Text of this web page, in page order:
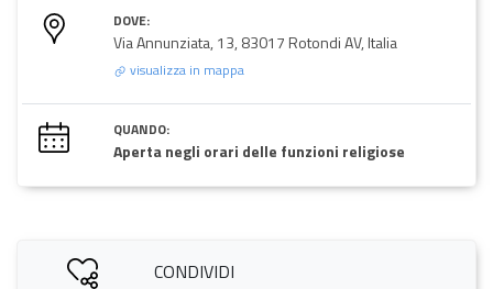
DOVE:
Via Annunziata, 13, 83017 Rotondi AV, Italia
visualizza in mappa
QUANDO:
Aperta negli orari delle funzioni religiose
CONDIVIDI